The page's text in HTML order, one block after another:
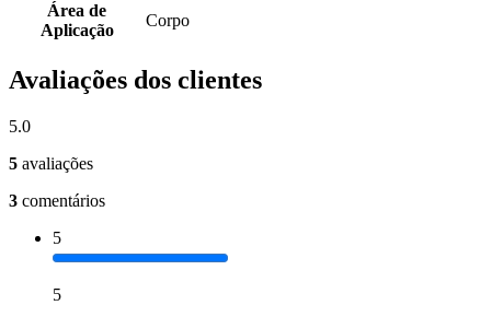
Área de
Aplicação
Corpo
Avaliações dos clientes
5.0
5 avaliações
3 comentários
5
5